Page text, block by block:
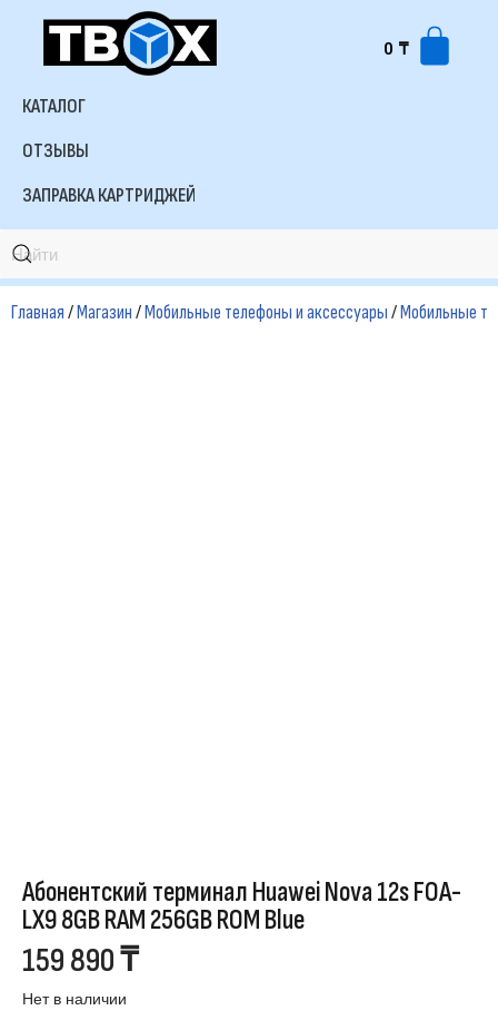
Перейти
содержимому
0 ₸
КАТАЛОГ
ОТЗЫВЫ
ЗАПРАВКА КАРТРИДЖЕЙ
Главная/Магазин/Мобильные телефоны и аксессуары/Мобильные
Абонентский терминал Huawei Nova 12s FOA-
LX9 8GB RAM 256GB ROM Blue
159 890₸
Нет в наличии